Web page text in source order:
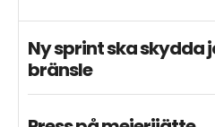
Ny sprint ska skydda
bränsle